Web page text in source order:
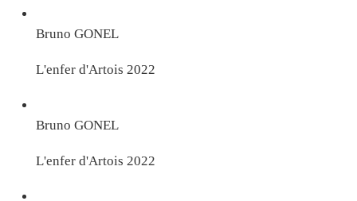
Bruno GONEL
L'enfer d'Artois 2022
Bruno GONEL
L'enfer d'Artois 2022